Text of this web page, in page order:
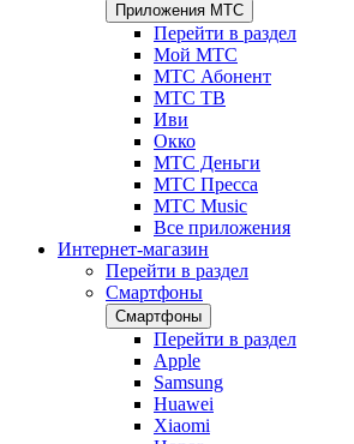
Приложения МТС
Перейти в раздел
Мой МТС
МТС Абонент
МТС ТВ
Иви
Окко
МТС Деньги
МТС Пресса
МТС Music
Все приложения
Интернет-магазин
Перейти в раздел
Смартфоны
Смартфоны
Перейти в раздел
Apple
Samsung
Huawei
Xiaomi